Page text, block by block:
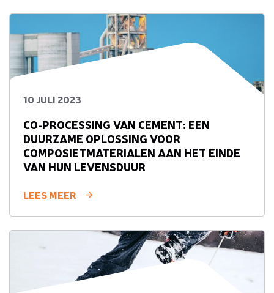
10 JULI 2023
CO-PROCESSING VAN CEMENT: EEN
DUURZAME OPLOSSING VOOR
COMPOSIETMATERIALEN AAN HET EINDE
VAN HUN LEVENSDUUR
LEES MEER